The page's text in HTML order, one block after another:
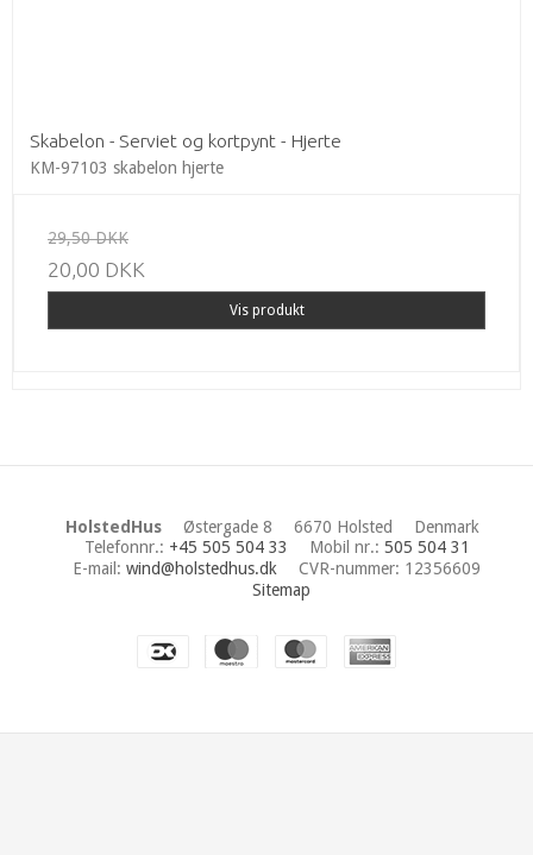
Skabelon - Serviet og kortpynt - Hjerte
KM-97103 skabelon hjerte
29,50 DKK
20,00 DKK
Vis produkt
HolstedHus Østergade 8 6670 Holsted
Denmark
Telefonnr.: +45 505 504 33 Mobil nr.: 505 504 31
E-mail : wind@holstedhus.dk CVR-nummer: 12356609
Sitemap